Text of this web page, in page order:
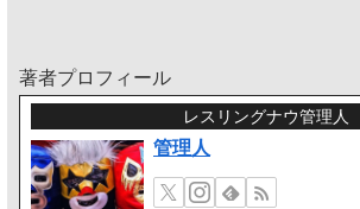
著者プロフィール
レスリングナウ管理人
管理人